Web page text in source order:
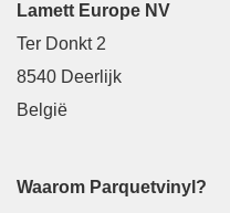
Lamett Europe NV
Ter Donkt 2
8540 Deerlijk
België
Waarom Parquetvinyl?